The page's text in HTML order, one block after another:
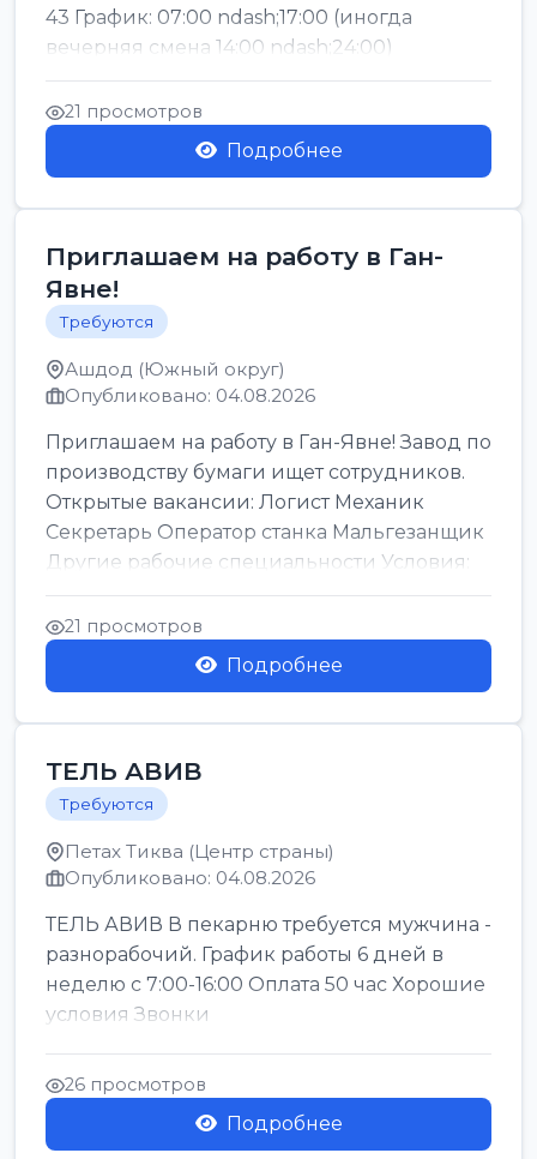
43 График: 07:00 ndash;17:00 (иногда
вечерняя смена 14:00 ndash;24:00)
Обязател...
21 просмотров
Подробнее
Приглашаем на работу в Ган-
Явне!
Требуются
Ашдод (Южный округ)
Опубликовано: 04.08.2026
Приглашаем на работу в Ган-Явне! Завод по
производству бумаги ищет сотрудников.
Открытые вакансии: Логист Механик
Секретарь Оператор станка Мальгезанщик
Другие рабочие специальности Условия:
Организов...
21 просмотров
Подробнее
ТЕЛЬ АВИВ
Требуются
Петах Тиква (Центр страны)
Опубликовано: 04.08.2026
ТЕЛЬ АВИВ В пекарню требуется мужчина -
разнорабочий. График работы 6 дней в
неделю с 7:00-16:00 Оплата 50 час Хорошие
условия Звонки
26 просмотров
Подробнее